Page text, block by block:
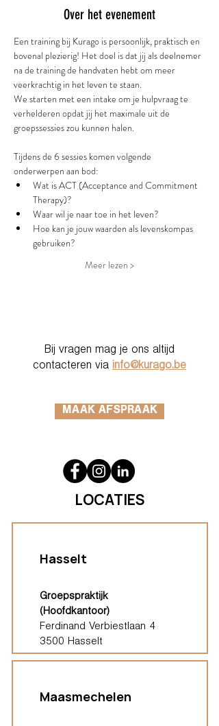
Over het evenement
Een training bij Kurago is persoonlijk, praktisch en
bovenal plezierig! Het doel is dat jij als deelnemer
na de training de handvaten hebt om meer
veerkrachtig in het leven te staan.
We starten met een intake om je hulpvraag te
verhelderen opdat jij het maximale uit de
groepssessies zou kunnen halen.
Tijdens de 6 sessies komen volgende
onderwerpen aan bod:
Wat is ACT (Acceptance and Commitment
Therapy)?
Waar wil je naar toe in het leven?
Hoe kan je jouw waarden als levenskompas
gebruiken?
Meer lezen >
Bij vragen mag je ons altijd
contacteren via info@kurago.be
MAAK AFSPRAAK
LOCATIES
Hasselt
Groepspraktijk
(Hoofdkantoor)
Ferdinand Verbiestlaan 4
3500 Hasselt
Maasmechelen